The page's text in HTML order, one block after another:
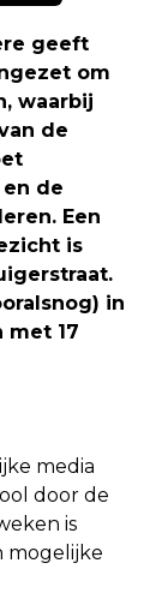
geeft
om
waarbij
de
de
Een
is
in
met 17
media
door de
is
mogelijke